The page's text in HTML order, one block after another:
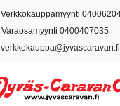
Verkkokauppamyynti
Varaosamyynti 0400407035
verkkokauppa@jyvascaravan.fi